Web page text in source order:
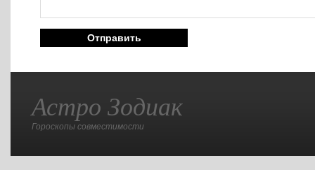
Астро Зодиак
Гороскопы совместимости